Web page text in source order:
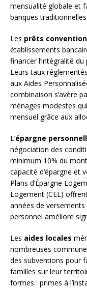
mensualité globale et
banques traditionnelles.
Les prêts
établissements
financer l’intégralité
Leurs taux
aux Aides
combinaison s’avère
ménages modestes
mensuel grâce aux
L’épargne
négociation des
minimum 10% du
capacité d’épargne et
Plans d’Épargne
Logement (CEL)
années de
personnel améliore
Les aides locales
nombreuses
des subventions pour
familles sur leur
formes : primes à